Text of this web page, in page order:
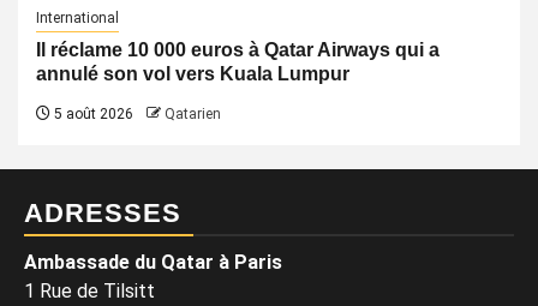
International
Il réclame 10 000 euros à Qatar Airways qui a
annulé son vol vers Kuala Lumpur
5 août 2026 Qatarien
ADRESSES
Ambassade du Qatar à Paris
1 Rue de Tilsitt